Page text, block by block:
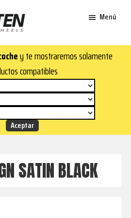
Menú
y te mostraremos solamente
compatibles
SATIN BLACK